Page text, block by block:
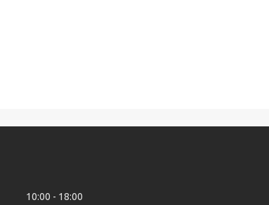
10:00
18:00